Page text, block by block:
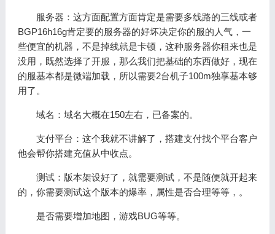
服务器：这方面配置方面肯定是需要多线路的三线或者
BGP16h16g肯定要的服务器的好坏决定你的服的人气，一
些便宜的机器，不是掉线就是卡顿，这种服务器你租来也是
没用，既然选择了开服，那么我们把基础的东西做好，现在
的服基本都是微端加载，所以需要2台机子100m独享基本够
用了。
域名：域名大概在150左右，已备案的。
支付平台：这个我就不讲解了，搭建支付找个平台客户
他会帮你搭建充值从中收点。
测试：版本架设好了，就需要测试，不是随便就开起来
的，你需要测试这个版本的爆率，属性是否合理等等，。
是否需要增加地图，游戏BUG等等。